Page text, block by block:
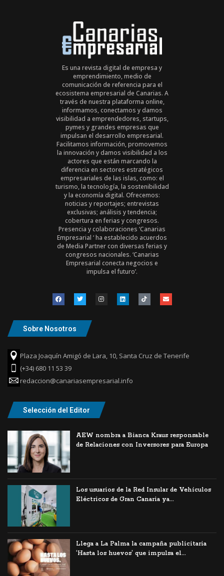
Es una revista digital de empresa y
emprendimiento, medio de
comunicación de referencia para el
ecosistema empresarial de Canarias. A
través de nuestra plataforma online,
informamos, conectamos y damos
visibilidad a emprendedores, startups,
pymes y grandes empresas que
impulsan el desarrollo empresarial.
Facilitamos información, promovemos
la innovación y damos visibilidad a los
actores que están marcando la
diferencia en sectores estratégicos
empresariales de las islas, como: el
turismo, la tecnología, la sostenibilidad
y la economía digital. Ofrecemos:
noticias y reportajes; entrevistas
exclusivas; análisis y tendencia;
cobertura en ferias y congresos.
Presencia y colaboraciones ‘Canarias
Empresarial ‘ ha establecido acuerdos
de Media Partner con diversas ferias y
congresos nacionales. ‘Canarias
Empresarial conecta negocios e
impulsa el futuro’.
Sobre Nosotros
Plaza Joaquín Amigó de Lara, 10, Santa Cruz de Tenerife
(+34) 680 11 53 39
redaccion@canariasempresarial.info
Selección del Editor
AEW nombra a Bianca Kraus responsable
de Relaciones con Inversores para Europa
Los usuarios de la Red Insular de Vehículos
Eléctricos de Gran Canaria ya...
Llega a La Palma la campaña publicitaria
‘Hasta los huevos’ que impulsa el...